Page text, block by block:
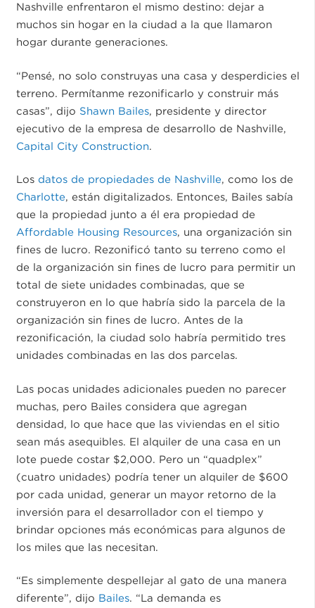
Nashville enfrentaron el mismo destino: dejar a
muchos sin hogar en la ciudad a la que llamaron
hogar durante generaciones.
“Pensé, no solo construyas una casa y desperdicies el
terreno. Permítanme rezonificarlo y construir más
casas”, dijo Shawn Bailes, presidente y director
ejecutivo de la empresa de desarrollo de Nashville,
Capital City Construction
Los datos de propiedades de Nashville, como los de
Charlotte, están digitalizados. Entonces, Bailes sabía
que la propiedad junto a él era propiedad de
Affordable Housing Resources, una organización sin
fines de lucro. Rezonificó tanto su terreno como el
de la organización sin fines de lucro para permitir un
total de siete unidades combinadas, que se
construyeron en lo que habría sido la parcela de la
organización sin fines de lucro. Antes de la
rezonificación, la ciudad solo habría permitido tres
unidades combinadas en las dos parcelas.
Las pocas unidades adicionales pueden no parecer
muchas, pero Bailes considera que agregan
densidad, lo que hace que las viviendas en el sitio
sean más asequibles. El alquiler de una casa en un
lote puede costar $2,000. Pero un “quadplex”
(cuatro unidades) podría tener un alquiler de $600
por cada unidad, generar un mayor retorno de la
inversión para el desarrollador con el tiempo y
brindar opciones más económicas para algunos de
los miles que las necesitan.
“Es simplemente despellejar al gato de una manera
diferente”, dijo Bailes. “La demanda es